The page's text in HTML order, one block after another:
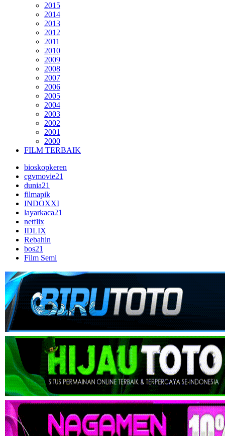
2015
2014
2013
2012
2011
2010
2009
2008
2007
2006
2005
2004
2003
2002
2001
2000
FILM TERBAIK
bioskopkeren
cgvmovie21
dunia21
filmapik
INDOXXI
layarkaca21
netflix
IDLIX
Rebahin
bos21
Film Semi